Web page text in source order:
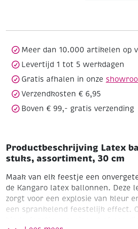
cm
aantal
Meer dan 10.000 artikelen op
Levertijd 1 tot 5 werkdagen
Gratis afhalen in onze
Verzendkosten € 6,95
Boven € 99,- gratis verzending
Productbeschrijving Latex
stuks, assortiment, 30 cm
Maak van elk feestje een
de Kangaro latex ballonnen. Deze
zorgt voor een explosie van kleur
een sprankelend feestelijk effect.